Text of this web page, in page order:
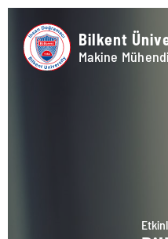
Bilkent
Makine